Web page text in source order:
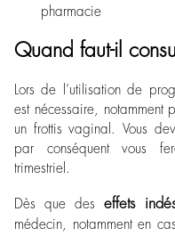
pharmacie
Quand faut-il
Lors de l’utilisation de
est nécessaire, notamment
un frottis vaginal. Vous
par conséquent vous
trimestriel.
Dès que deseffets
médecin, notamment en